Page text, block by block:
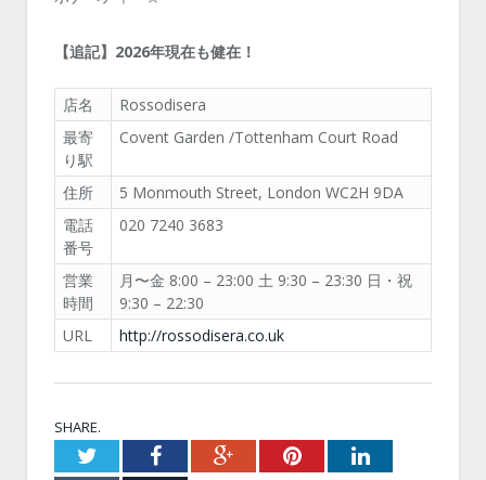
【追記】2026年現在も健在！
店名
Rossodisera
最寄
り駅
Covent Garden /Tottenham Court Road
住所
5 Monmouth Street, London WC2H 9DA
電話
番号
020 7240 3683
営業
時間
月〜金 8:00 – 23:00 土 9:30 – 23:30 日・祝
9:30 – 22:30
URL
http://rossodisera.co.uk
SHARE.
TwitterFacebookGoogle+PinterestLinkedIn